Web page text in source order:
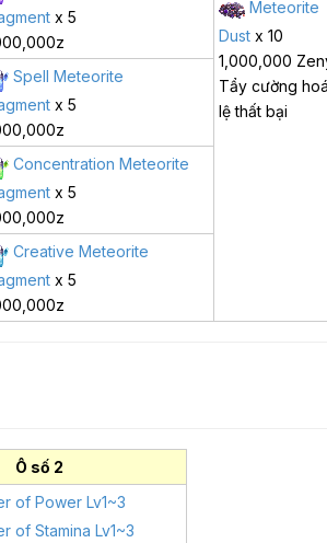
Meteorite
Dust x 10
1,000,000
Tẩy cường
lệ thất bại
x 5
Spell Meteorite
x 5
Concentration Meteorite
x 5
Creative Meteorite
x 5
Ô số 2
of Power Lv1~3
of Stamina Lv1~3